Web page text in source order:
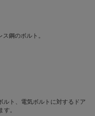
鋼のボルト。
ルト、電気ボルトに対するドア
。